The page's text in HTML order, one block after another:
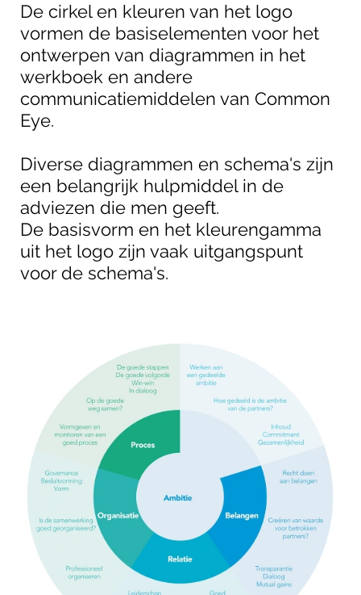
De cirkel en kleuren van het logo
vormen de basiselementen voor het
ontwerpen van diagrammen in het
werkboek en andere
communicatiemiddelen van Common
Eye.
Diverse diagrammen en schema's zijn
een belangrijk hulpmiddel in de
adviezen die men geeft.
De basisvorm en het kleurengamma
uit het logo zijn vaak uitgangspunt
voor de schema's.